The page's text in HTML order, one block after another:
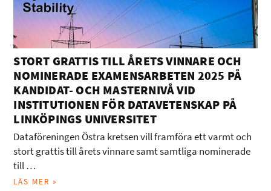
STORT GRATTIS TILL ÅRETS VINNARE OCH
NOMINERADE EXAMENSARBETEN 2025 PÅ
KANDIDAT- OCH MASTERNIVÅ VID
INSTITUTIONEN FÖR DATAVETENSKAP PÅ
LINKÖPINGS UNIVERSITET
Dataföreningen Östra kretsen vill framföra ett varmt och
stort grattis till årets vinnare samt samtliga nominerade
till …
LÄS MER »